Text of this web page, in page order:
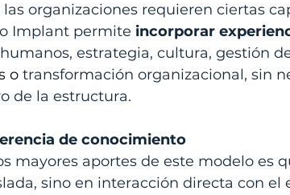
las organizaciones requieren ciertas
Implant permite incorporar
estrategia, cultura, gestión
o transformación organizacional, sin
de la estructura.
de conocimiento
mayores aportes de este modelo es
sino en interacción directa con el